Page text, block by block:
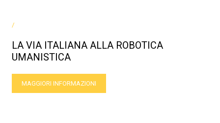
/
LA VIA ITALIANA ALLA ROBOTICA
UMANISTICA
MAGGIORI INFORMAZIONI